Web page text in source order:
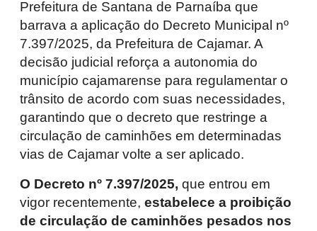
Prefeitura de Santana de Parnaíba que
barrava a aplicação do Decreto Municipal nº
7.397/2025, da Prefeitura de Cajamar. A
decisão judicial reforça a autonomia do
município cajamarense para regulamentar o
trânsito de acordo com suas necessidades,
garantindo que o decreto que restringe a
circulação de caminhões em determinadas
vias de Cajamar volte a ser aplicado.
O Decreto nº 7.397/2025, que entrou em
vigor recentemente, estabelece a proibição
de circulação de caminhões pesados nos